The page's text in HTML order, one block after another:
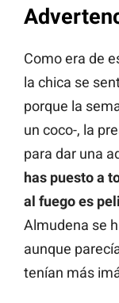
Como era de
la chica se
porque la
un coco-, la
para dar una
has puesto a
al fuego es
Almudena se
aunque
tenían más